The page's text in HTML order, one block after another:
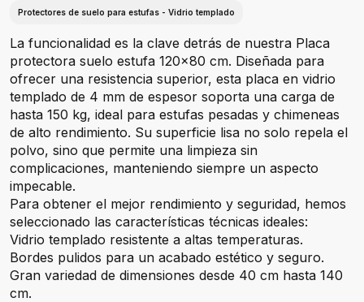
Protectores de suelo para estufas - Vidrio templado
La funcionalidad es la clave detrás de nuestra Placa
protectora suelo estufa 120x80 cm. Diseñada para
ofrecer una resistencia superior, esta placa en vidrio
templado de 4 mm de espesor soporta una carga de
hasta 150 kg, ideal para estufas pesadas y chimeneas
de alto rendimiento. Su superficie lisa no solo repela el
polvo, sino que permite una limpieza sin
complicaciones, manteniendo siempre un aspecto
impecable.
Para obtener el mejor rendimiento y seguridad, hemos
seleccionado las características técnicas ideales:
Vidrio templado resistente a altas temperaturas.
Bordes pulidos para un acabado estético y seguro.
Gran variedad de dimensiones desde 40 cm hasta 140
cm.